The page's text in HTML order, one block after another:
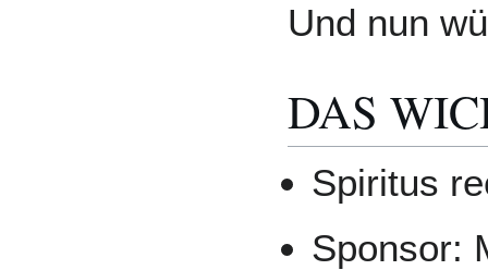
Und nun
DAS
Spiritus
Sponsor: